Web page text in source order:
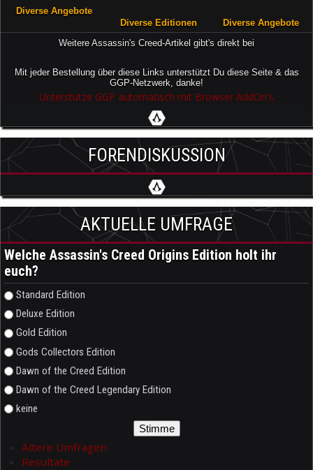
Diverse Angebote
Diverse Editionen
Diverse Angebote
Weitere Assassin's Creed-Artikel gibt's direkt bei
Mit jeder Bestellung über diese Links unterstützt Du diese Seite & das
GGP-Netzwerk, danke!
Unterstütze GGP automatisch mit Browser AddOn's
FORENDISKUSSION
AKTUELLE UMFRAGE
Welche Assassin's Creed Origins Edition holt ihr
euch?
Auswahlmöglichkeiten
Standard Edition
Deluxe Edition
Gold Edition
Gods Collectors Edition
Dawn of the Creed Edition
Dawn of the Creed Legendary Edition
keine
Ältere Umfragen
Resultate